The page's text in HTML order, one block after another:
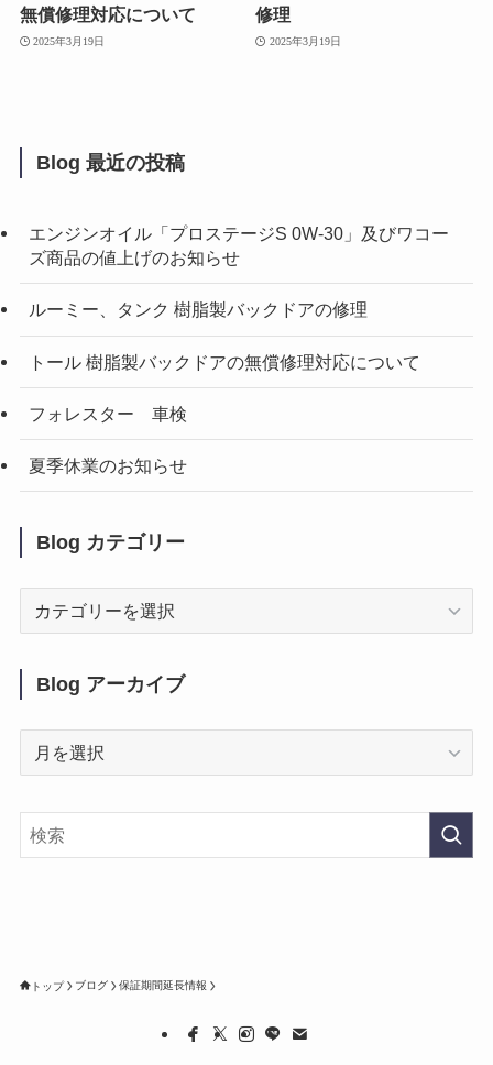
無償修理対応について
2025年3月19日
修理
2025年3月19日
Blog 最近の投稿
エンジンオイル「プロステージS 0W-30」及びワコー
ズ商品の値上げのお知らせ
ルーミー、タンク 樹脂製バックドアの修理
トール 樹脂製バックドアの無償修理対応について
フォレスター 車検
夏季休業のお知らせ
Blog カテゴリー
Blog
ー
Blog アーカイブ
Blog
カ
トップ ブログ 保証期間延長情報